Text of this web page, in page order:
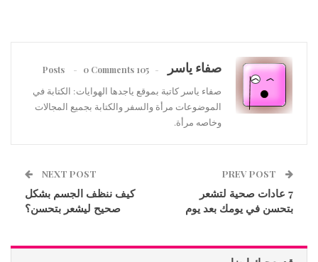
صفاء ياسر 105 Posts
0 Comments
صفاء ياسر كاتبة بموقع ياجدها الهوايات: الكتابة في
الموضوعات مرأة والسفر والكتابة بجميع المجالات
وخاصه مرأة.
7 عادات صحية لتشعر
بتحسن في يومك بعد يوم
NEXT POST
كيف ننظف الجسم بشكل
صحيح ليشعر بتحسن؟